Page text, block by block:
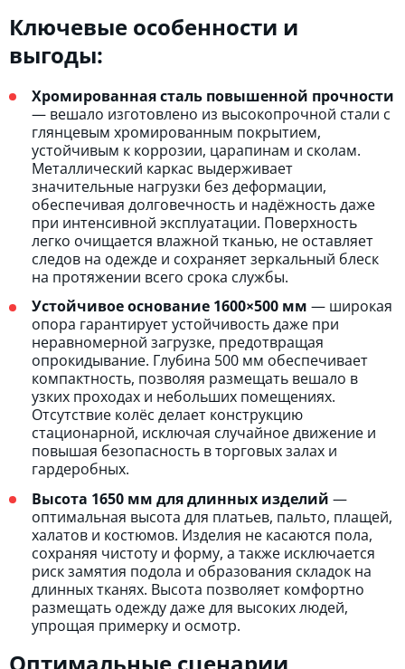
Ключевые особенности и
выгоды:
Хромированная сталь повышенной прочности
— вешало изготовлено из высокопрочной стали с
глянцевым хромированным покрытием,
устойчивым к коррозии, царапинам и сколам.
Металлический каркас выдерживает
значительные нагрузки без деформации,
обеспечивая долговечность и надёжность даже
при интенсивной эксплуатации. Поверхность
легко очищается влажной тканью, не оставляет
следов на одежде и сохраняет зеркальный блеск
на протяжении всего срока службы.
Устойчивое основание 1600×500 мм — широкая
опора гарантирует устойчивость даже при
неравномерной загрузке, предотвращая
опрокидывание. Глубина 500 мм обеспечивает
компактность, позволяя размещать вешало в
узких проходах и небольших помещениях.
Отсутствие колёс делает конструкцию
стационарной, исключая случайное движение и
повышая безопасность в торговых залах и
гардеробных.
Высота 1650 мм для длинных изделий —
оптимальная высота для платьев, пальто, плащей,
халатов и костюмов. Изделия не касаются пола,
сохраняя чистоту и форму, а также исключается
риск замятия подола и образования складок на
длинных тканях. Высота позволяет комфортно
размещать одежду даже для высоких людей,
упрощая примерку и осмотр.